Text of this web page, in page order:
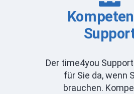
Der time4you
für Sie da, wenn
brauchen.